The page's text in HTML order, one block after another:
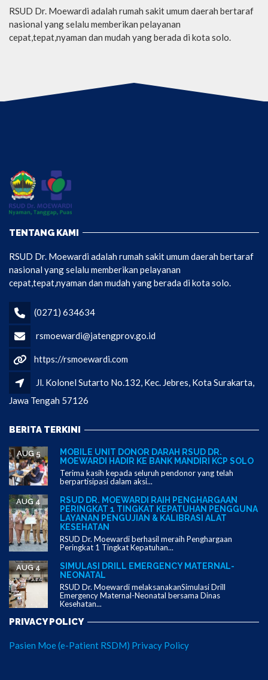
RSUD Dr. Moewardi adalah rumah sakit umum daerah bertaraf
nasional yang selalu memberikan pelayanan
cepat,tepat,nyaman dan mudah yang berada di kota solo.
TENTANG KAMI
RSUD Dr. Moewardi adalah rumah sakit umum daerah bertaraf
nasional yang selalu memberikan pelayanan
cepat,tepat,nyaman dan mudah yang berada di kota solo.
(0271) 634634
rsmoewardi@jatengprov.go.id
https://rsmoewardi.com
Jl. Kolonel Sutarto No.132, Kec. Jebres, Kota Surakarta,
Jawa Tengah 57126
BERITA TERKINI
MOBILE UNIT DONOR DARAH RSUD DR.
MOEWARDI HADIR KE BANK MANDIRI KCP SOLO
AUG 5
Terima kasih kepada seluruh pendonor yang telah
berpartisipasi dalam aksi...
RSUD DR. MOEWARDI RAIH PENGHARGAAN
PERINGKAT 1 TINGKAT KEPATUHAN PENGGUNA
LAYANAN PENGUJIAN & KALIBRASI ALAT
KESEHATAN
AUG 4
RSUD Dr. Moewardi berhasil meraih Penghargaan
Peringkat 1 Tingkat Kepatuhan...
SIMULASI DRILL EMERGENCY MATERNAL-
NEONATAL
AUG 4
RSUD Dr. Moewardi melaksanakanSimulasi Drill
Emergency Maternal-Neonatal bersama Dinas
Kesehatan...
PRIVACY POLICY
Pasien Moe (e-Patient RSDM) Privacy Policy